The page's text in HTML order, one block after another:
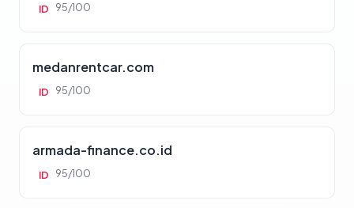
ID 95/100
medanrentcar.com
ID 95/100
armada-finance.co.id
ID 95/100